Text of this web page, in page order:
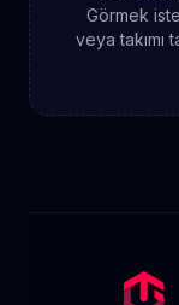
Görmek
veya takımı